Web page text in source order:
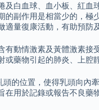
白血球、血小板、紅
副作用是相當少的，
量復康活動，有助預防
動情激素及黃體激素
藥物引起的肺炎、上腔
的位置，使得乳頭向
用於記錄或報告不良